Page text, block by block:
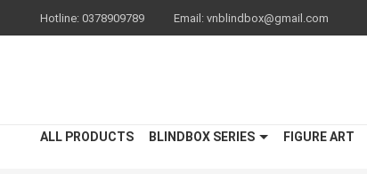
Hotline: 0378909789 Email: vnblindbox@gmail.com
ALL PRODUCTS BLINDBOX SERIES FIGURE ART